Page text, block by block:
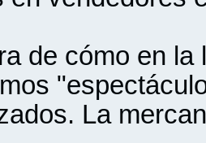
de cómo en
La